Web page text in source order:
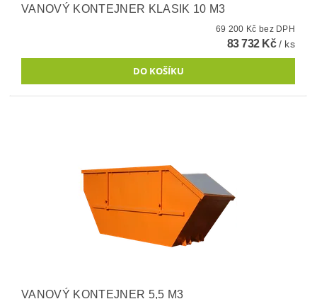
VANOVÝ KONTEJNER KLASIK 10 M3
69 200 Kč bez DPH
83 732 Kč/ ks
VANOVÝ KONTEJNER 5,5 M3